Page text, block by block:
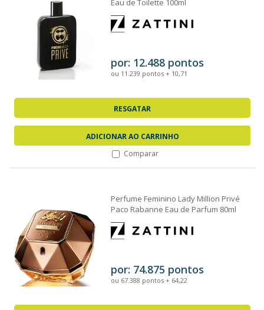
Eau de Toilette 100ml
por: 12.488 pontos
ou 11.239 pontos + 10,71
RESGATAR
ADICIONAR AO CARRINHO
Comparar
Perfume Feminino Lady Million Privé
Paco Rabanne Eau de Parfum 80ml
por: 74.875 pontos
ou 67.388 pontos + 64,22